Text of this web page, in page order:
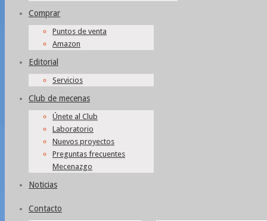
Comprar
Puntos de venta
Amazon
Editorial
Servicios
Club de mecenas
Únete al Club
Laboratorio
Nuevos proyectos
Preguntas frecuentes
Mecenazgo
Noticias
Contacto